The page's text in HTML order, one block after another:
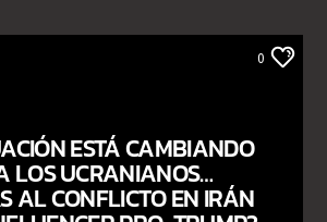
0
ESTÁ CAMBIANDO
LOS UCRANIANOS…
AL CONFLICTO EN IRÁN